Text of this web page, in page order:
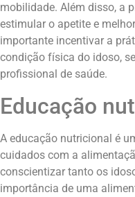
mobilidade. Além disso, a
estimular o apetite e
importante incentivar a
condição física do idoso,
profissional de saúde.
Educação
A educação nutricional é
cuidados com a
conscientizar tanto os
importância de uma